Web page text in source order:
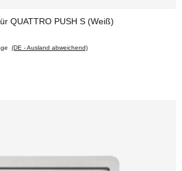
QUATTRO PUSH S (Weiß)
(DE - Ausland abweichend)